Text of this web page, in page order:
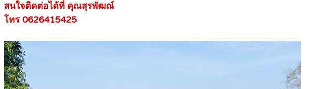
สนใจติดต่อได้ที่ คุณสุรพัฒณ์
โทร 0626415425